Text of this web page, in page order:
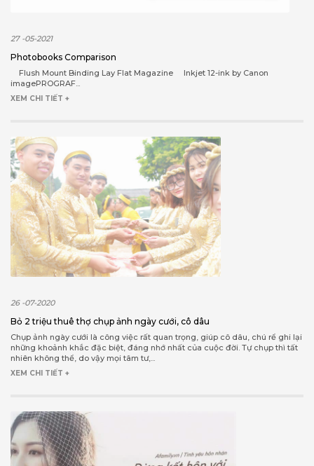
27 -05-2021
Photobooks Comparison
Flush Mount Binding Lay Flat Magazine Inkjet 12-ink by Canon
imagePROGRAF...
XEM CHI TIẾT +
26 -07-2020
Bỏ 2 triệu thuê thợ chụp ảnh ngày cưới, cô dâu
Chụp ảnh ngày cưới là công việc rất quan trọng, giúp cô dâu, chú rể ghi lại
những khoảnh khắc đặc biệt, đáng nhớ nhất của cuộc đời. Tự chụp thì tất
nhiên không thể, do vậy mọi tâm tư,...
XEM CHI TIẾT +